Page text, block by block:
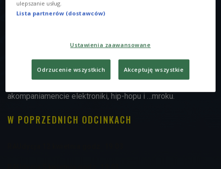
inspiracji i dźwięków. RAU – znany z niekonwencjonalnego
odkryciami, własnymi premierami, luźnymi spostrzeżeniami
na aktualne tematy ze świata. W programie nie zabraknie
rozmów z gośćmi, którzy opowiedzą o kulisach produkcji
akompaniamencie elektroniki, hip-hopu i …mroku.
W POPRZEDNICH ODCINKACH
ulepszanie usług.
Lista partnerów (dostawców)
Ustawienia zaawansowane
Odrzucenie wszystkich Akceptuję wszystkie